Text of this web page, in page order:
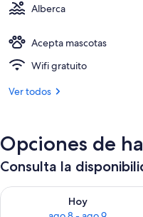
Alberca
Acepta mascotas
Wifi gratuito
Ver todos
Opciones de
Consulta la
Hoy
Consulta la disponibilidad